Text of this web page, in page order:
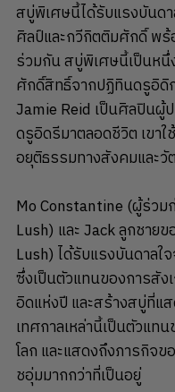
สบู่พิเศษนี้ได้รับแรงบันด
ศิลป์และกวีกิตติมศักดิ์ พ
ร่วมกัน สบู่พิเศษนี้เป็นหนึ่
ศักดิ์สิทธิ์จากปฏิทินดรูอิดิ
Jamie Reid เป็นศิลปินผู้
ดรูอิดรีมาตลอดชีวิต เขา
อยุติธรรมทางสังคมและ
Mo Constantine (ผู้ร่ว
Lush) และ Jack ลูกชา
Lush) ได้รับแรงบันดาลใ
ซึ่งเป็นตัวแทนของการสั
อิดแห่งปี และสร้างสบู่ที่แ
เทศกาลเหล่านี้เป็นตัวแท
โลก และแสดงถึงภารกิจข
ชอุ่มมากกว่าที่เป็นอยู่